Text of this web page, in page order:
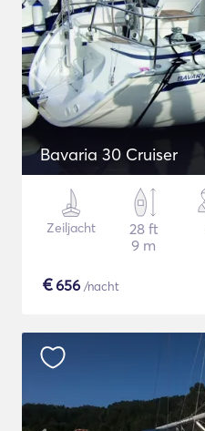
Bavaria 30 Cruiser
Zeiljacht
28 ft
9 m
€656 /nacht